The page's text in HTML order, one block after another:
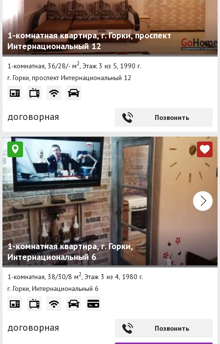
1-комнатная квартира, г. Горки, проспект
Интернациональный 12
1-комнатная, 36/28/- м2, Этаж 3 из 5, 1990 г.
г. Горки, проспект Интернациональный 12
договорная Позвонить
1-комнатная квартира, г. Горки,
Интернациональный 6
1-комнатная, 38/30/8 м2, Этаж 3 из 4, 1980 г.
г. Горки, Интернациональный 6
договорная Позвонить